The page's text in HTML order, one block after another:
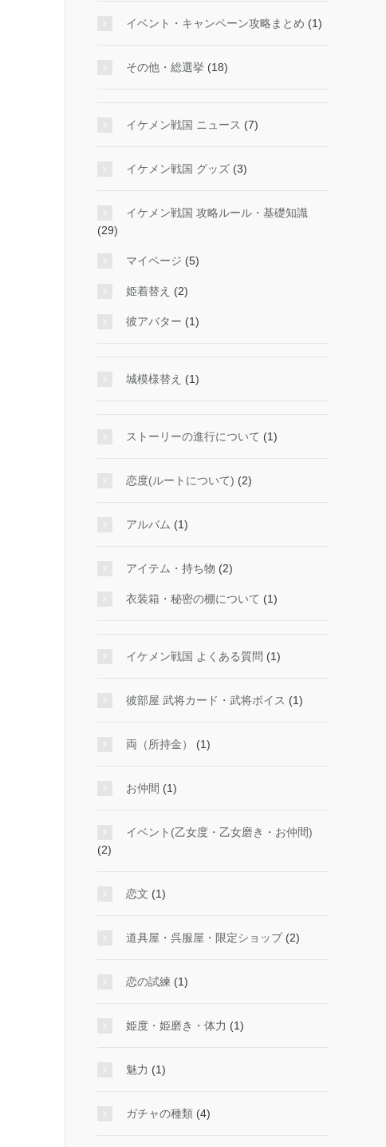
イベント・キャンペーン攻略まとめ (1)
その他・総選挙 (18)
イケメン戦国 ニュース (7)
イケメン戦国 グッズ (3)
イケメン戦国 攻略ルール・基礎知識
(29)
マイページ (5)
姫着替え (2)
彼アバター (1)
城模様替え (1)
ストーリーの進行について (1)
恋度(ルートについて) (2)
アルバム (1)
アイテム・持ち物 (2)
衣装箱・秘密の棚について (1)
イケメン戦国 よくある質問 (1)
彼部屋 武将カード・武将ボイス (1)
両（所持金） (1)
お仲間 (1)
イベント(乙女度・乙女磨き・お仲間)
(2)
恋文 (1)
道具屋・呉服屋・限定ショップ(2)
恋の試練 (1)
姫度・姫磨き・体力 (1)
魅力 (1)
ガチャの種類 (4)